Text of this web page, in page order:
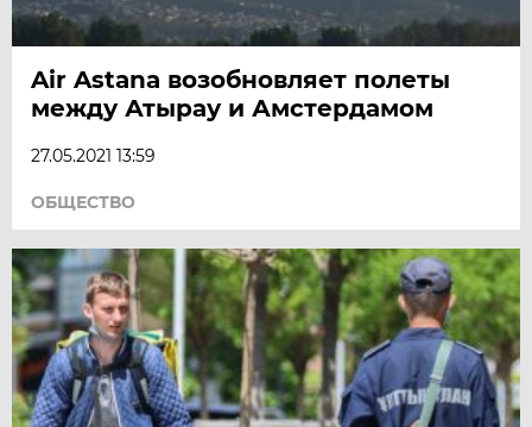
Air Astana возобновляет полеты
между Атырау и Амстердамом
27.05.2021 13:59
ОБЩЕСТВО